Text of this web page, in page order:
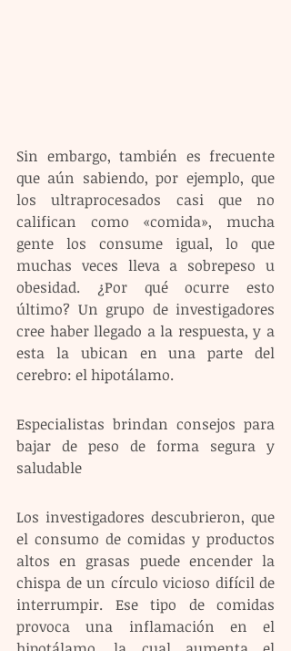
Sin embargo, también es frecuente
que aún sabiendo, por ejemplo, que
los ultraprocesados casi que no
califican como «comida», mucha
gente los consume igual, lo que
muchas veces lleva a sobrepeso u
obesidad. ¿Por qué ocurre esto
último? Un grupo de investigadores
cree haber llegado a la respuesta, y a
esta la ubican en una parte del
cerebro: el hipotálamo.
Especialistas brindan consejos para
bajar de peso de forma segura y
saludable
Los investigadores descubrieron, que
el consumo de comidas y productos
altos en grasas puede encender la
chispa de un círculo vicioso difícil de
interrumpir. Ese tipo de comidas
provoca una inflamación en el